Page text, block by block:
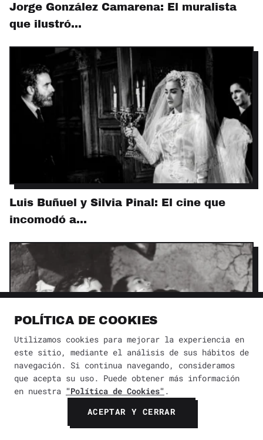
Jorge González Camarena: El muralista
que ilustró…
Luis Buñuel y Silvia Pinal: El cine que
incomodó a…
Dónde ver la película en la que actúa
POLÍTICA DE COOKIES
Utilizamos cookies para mejorar la experiencia en
este sitio, mediante el análisis de sus hábitos de
navegación. Si continua navegando, consideramos
que acepta su uso. Puede obtener más información
en nuestra "Política de Cookies" .
ACEPTAR Y CERRAR